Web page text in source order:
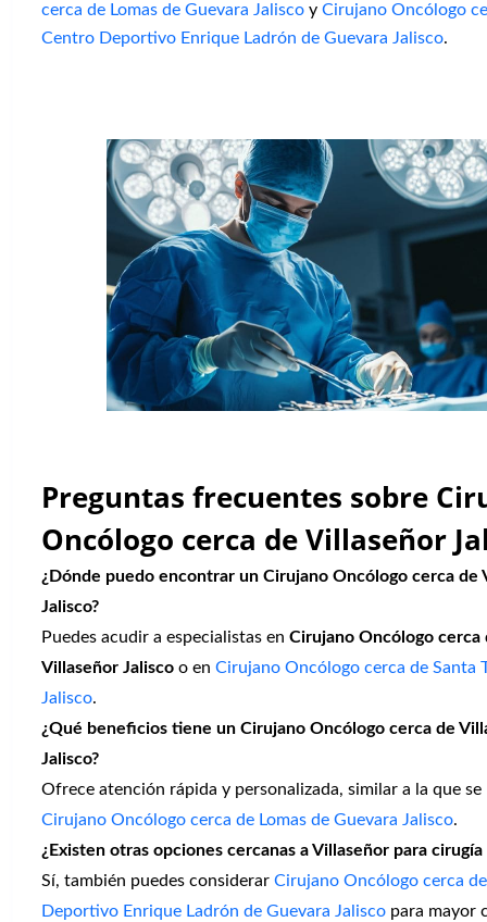
cerca de Lomas de Guevara Jalisco y Cirujano Oncólogo
Centro Deportivo Enrique Ladrón de Guevara Jalisco.
Preguntas frecuentes sobre
Oncólogo cerca de Villaseñor
¿Dónde puedo encontrar un Cirujano Oncólogo cerca de
Jalisco?
Puedes acudir a especialistas en Cirujano Oncólogo cerca
Villaseñor Jalisco o en Cirujano Oncólogo cerca de Santa
Jalisco.
¿Qué beneficios tiene un Cirujano Oncólogo cerca de
Jalisco?
Ofrece atención rápida y personalizada, similar a la que se
Cirujano Oncólogo cerca de Lomas de Guevara Jalisco.
¿Existen otras opciones cercanas a Villaseñor para cirugía
Sí, también puedes considerar Cirujano Oncólogo cerca
Deportivo Enrique Ladrón de Guevara Jalisco para mayor